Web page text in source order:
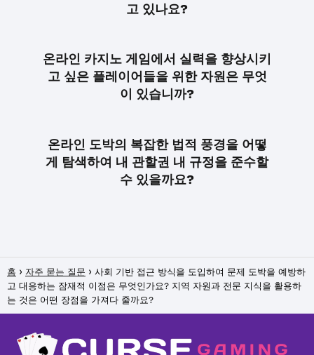
고 있나요?
온라인 카지노 게임에서 실력을 향상시키
고 싶은 플레이어들을 위한 자원은 무엇
이 있습니까?
온라인 도박의 복잡한 법적 풍경을 어떻
게 탐색하여 내 관할권 내 규정을 준수할
수 있을까요?
홈 자주 묻는 질문
사회 기반 접근 방식을 도입하여 문제 도박을 예방하
고 대응하는 잠재적 이점은 무엇인가요? 지역 자원과 전문 지식을 활용하
는 것은 어떤 장점을 가져다 줄까요?